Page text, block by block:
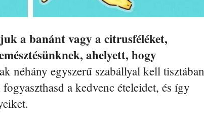
a banánt vagy a citrusféléket,
ahelyett, hogy
néhány egyszerű szabállyal kell tisztában
a kedvenc ételeidet, és így